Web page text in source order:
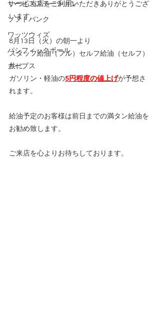
サービスステーション
ソフトバンク
ワッツウィズ
パシフィックボール
カーブス
いつも当店をご利用いただきありがとうござ
います。
8月13日（火）の朝一より
スタッフ給油（フル）セルフ給油（セルフ）
共に
ガソリン・軽油の5円程度の値上げが予想さ
れます。
給油予定のお客様は前日までの満タン給油を
お勧め致します。
ご来店を心よりお待ちしております。